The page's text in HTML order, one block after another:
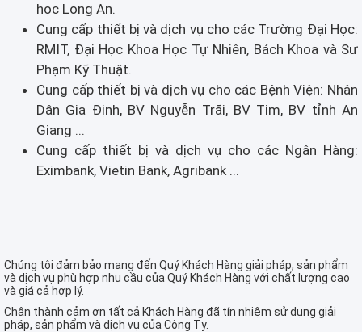
học Long An.
Cung cấp thiết bị và dịch vụ cho các Trường Đại Học:
RMIT, Đại Học Khoa Học Tự Nhiên, Bách Khoa và Sư
Phạm Kỹ Thuật.
Cung cấp thiết bị và dịch vụ cho các Bệnh Viện: Nhân
Dân Gia Định, BV Nguyễn Trãi, BV Tim, BV tỉnh An
Giang ...
Cung cấp thiết bị và dịch vụ cho các Ngân Hàng:
Eximbank, Vietin Bank, Agribank ...
Chúng tôi đảm bảo mang đến Quý Khách Hàng giải pháp, sản phẩm
và dịch vụ phù hợp nhu cầu của Quý Khách Hàng với chất lượng cao
và giá cả hợp lý.
Chân thành cảm ơn tất cả Khách Hàng đã tín nhiệm sử dụng giải
pháp, sản phẩm và dịch vụ của Công Ty.